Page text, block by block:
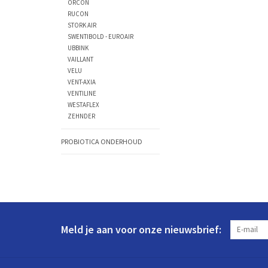
ORCON
RUCON
STORK AIR
SWENTIBOLD - EUROAIR
UBBINK
VAILLANT
VELU
VENT-AXIA
VENTILINE
WESTAFLEX
ZEHNDER
PROBIOTICA ONDERHOUD
Meld je aan voor onze nieuwsbrief: